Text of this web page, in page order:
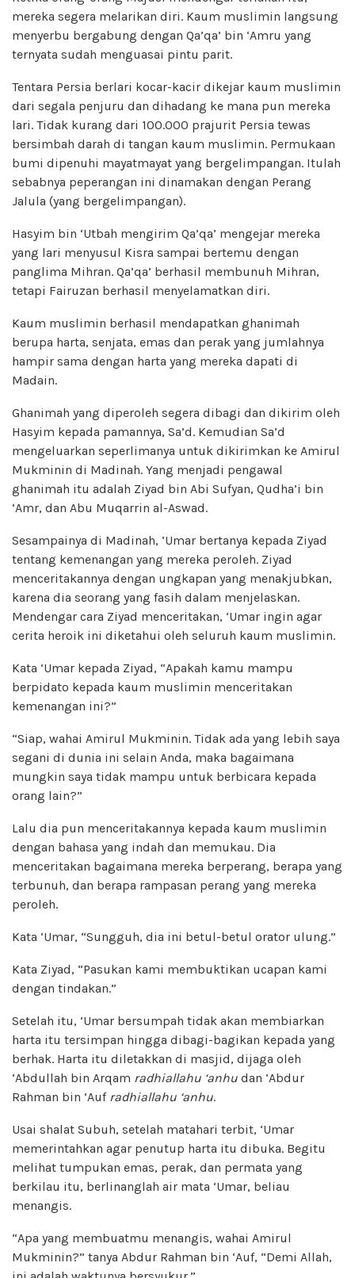
mereka segera melarikan diri. Kaum muslimin langsung
menyerbu bergabung dengan Qa’qa’ bin ‘Amru yang
ternyata sudah menguasai pintu parit.
Tentara Persia berlari kocar-kacir dikejar kaum muslimin
dari segala penjuru dan dihadang ke mana pun mereka
lari. Tidak kurang dari 100.000 prajurit Persia tewas
bersimbah darah di tangan kaum muslimin. Permukaan
bumi dipenuhi mayatmayat yang bergelimpangan. Itulah
sebabnya peperangan ini dinamakan dengan Perang
Jalula (yang bergelimpangan).
Hasyim bin ‘Utbah mengirim Qa’qa’ mengejar mereka
yang lari menyusul Kisra sampai bertemu dengan
panglima Mihran. Qa’qa’ berhasil membunuh Mihran,
tetapi Fairuzan berhasil menyelamatkan diri.
Kaum muslimin berhasil mendapatkan ghanimah
berupa harta, senjata, emas dan perak yang jumlahnya
hampir sama dengan harta yang mereka dapati di
Madain.
Ghanimah yang diperoleh segera dibagi dan dikirim oleh
Hasyim kepada pamannya, Sa’d. Kemudian Sa’d
mengeluarkan seperlimanya untuk dikirimkan ke Amirul
Mukminin di Madinah. Yang menjadi pengawal
ghanimah itu adalah Ziyad bin Abi Sufyan, Qudha’i bin
‘Amr, dan Abu Muqarrin al-Aswad.
Sesampainya di Madinah, ‘Umar bertanya kepada Ziyad
tentang kemenangan yang mereka peroleh. Ziyad
menceritakannya dengan ungkapan yang menakjubkan,
karena dia seorang yang fasih dalam menjelaskan.
Mendengar cara Ziyad menceritakan, ‘Umar ingin agar
cerita heroik ini diketahui oleh seluruh kaum muslimin.
Kata ‘Umar kepada Ziyad, “Apakah kamu mampu
berpidato kepada kaum muslimin menceritakan
kemenangan ini?”
“Siap, wahai Amirul Mukminin. Tidak ada yang lebih saya
segani di dunia ini selain Anda, maka bagaimana
mungkin saya tidak mampu untuk berbicara kepada
orang lain?”
Lalu dia pun menceritakannya kepada kaum muslimin
dengan bahasa yang indah dan memukau. Dia
menceritakan bagaimana mereka berperang, berapa yang
terbunuh, dan berapa rampasan perang yang mereka
peroleh.
Kata ‘Umar, “Sungguh, dia ini betul-betul orator ulung.”
Kata Ziyad, “Pasukan kami membuktikan ucapan kami
dengan tindakan.”
Setelah itu, ‘Umar bersumpah tidak akan membiarkan
harta itu tersimpan hingga dibagi-bagikan kepada yang
berhak. Harta itu diletakkan di masjid, dijaga oleh
‘Abdullah bin Arqam radhiallahu ‘anhu dan ‘Abdur
Rahman bin ‘Auf radhiallahu ‘anhu.
Usai shalat Subuh, setelah matahari terbit, ‘Umar
memerintahkan agar penutup harta itu dibuka. Begitu
melihat tumpukan emas, perak, dan permata yang
berkilau itu, berlinanglah air mata ‘Umar, beliau
menangis.
“Apa yang membuatmu menangis, wahai Amirul
Mukminin?” tanya Abdur Rahman bin ‘Auf, “Demi Allah,